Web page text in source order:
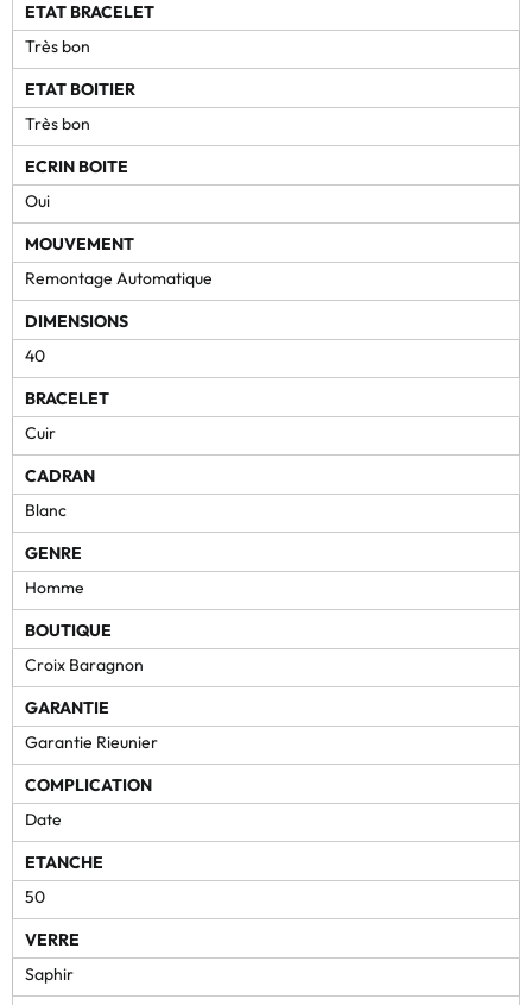
ETAT BRACELET
Très bon
ETAT BOITIER
Très bon
ECRIN BOITE
Oui
MOUVEMENT
Remontage Automatique
DIMENSIONS
40
BRACELET
Cuir
CADRAN
Blanc
GENRE
Homme
BOUTIQUE
Croix Baragnon
GARANTIE
Garantie Rieunier
COMPLICATION
Date
ETANCHE
50
VERRE
Saphir